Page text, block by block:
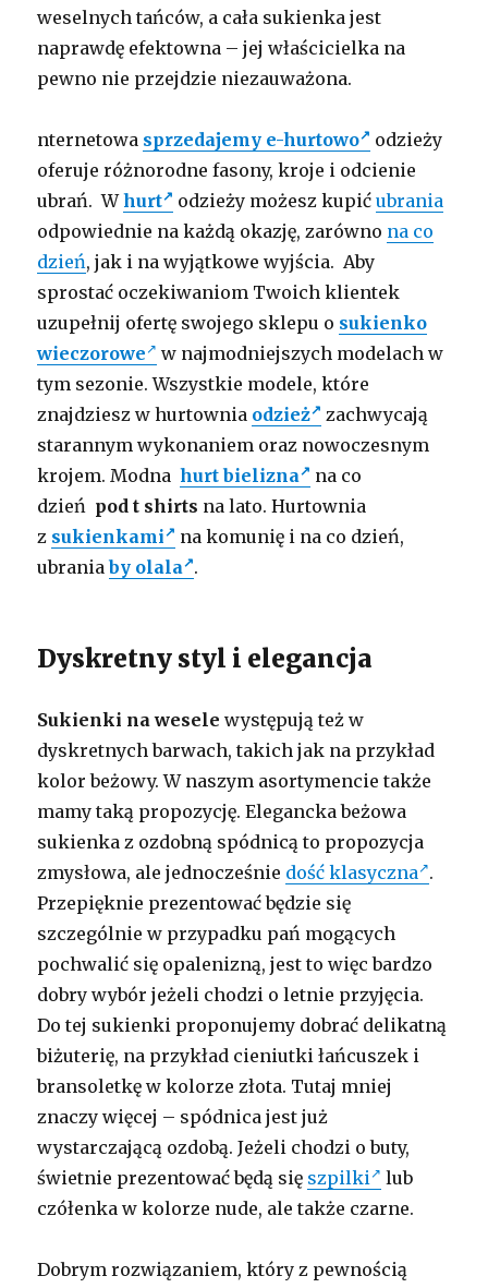
weselnych tańców, a cała sukienka jest
naprawdę efektowna – jej właścicielka na
pewno nie przejdzie niezauważona.
nternetowa sprzedajemy e-hurtowo
odzieży
oferuje różnorodne fasony, kroje i odcienie
ubrań. Whurt odzieży możesz kupićubrania
odpowiednie na każdą okazję, zarówno na co
dzień, jak i na wyjątkowe wyjścia. Aby
sprostać oczekiwaniom Twoich klientek
uzupełnij ofertę swojego sklepu o sukienko
wieczorowe
w najmodniejszych modelach w
tym sezonie. Wszystkie modele, które
znajdziesz w hurtownia odzież
zachwycają
starannym wykonaniem oraz nowoczesnym
krojem. Modnahurt bielizna
na co
dzień pod t shirts na lato. Hurtownia
z sukienkami
na komunię i na co dzień,
ubraniaby olala .
Dyskretny styl i elegancja
Sukienki na wesele występują też w
dyskretnych barwach, takich jak na przykład
kolor beżowy. W naszym asortymencie także
mamy taką propozycję. Elegancka beżowa
sukienka z ozdobną spódnicą to propozycja
zmysłowa, ale jednocześnie dość klasyczna .
Przepięknie prezentować będzie się
szczególnie w przypadku pań mogących
pochwalić się opalenizną, jest to więc bardzo
dobry wybór jeżeli chodzi o letnie przyjęcia.
Do tej sukienki proponujemy dobrać delikatną
biżuterię, na przykład cieniutki łańcuszek i
bransoletkę w kolorze złota. Tutaj mniej
znaczy więcej – spódnica jest już
wystarczającą ozdobą. Jeżeli chodzi o buty,
świetnie prezentować będą się szpilki
lub
czółenka w kolorze nude, ale także czarne.
Dobrym rozwiązaniem, który z pewnością